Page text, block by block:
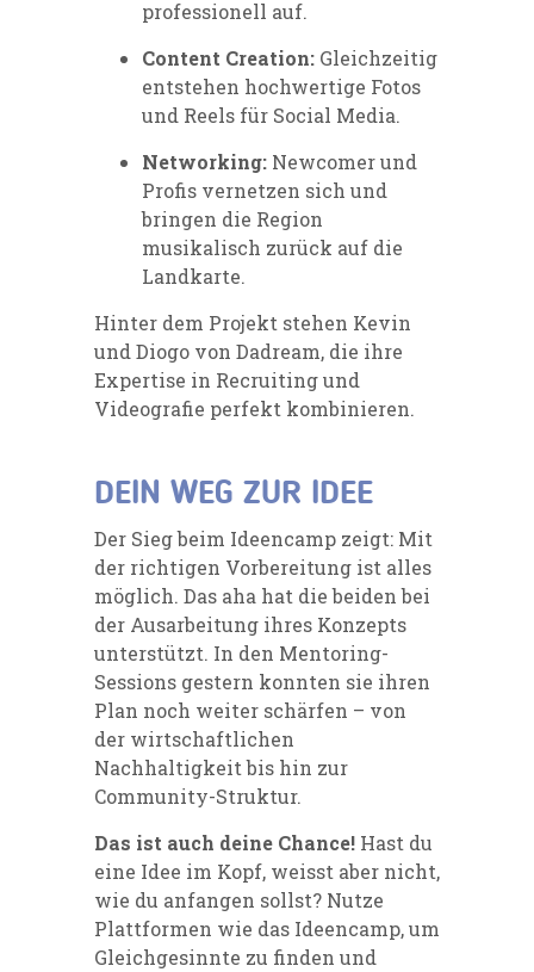
professionell auf.
Content Creation: Gleichzeitig
entstehen hochwertige Fotos
und Reels für Social Media.
Networking: Newcomer und
Profis vernetzen sich und
bringen die Region
musikalisch zurück auf die
Landkarte.
Hinter dem Projekt stehen Kevin
und Diogo von Dadream, die ihre
Expertise in Recruiting und
Videografie perfekt kombinieren.
DEIN WEG ZUR IDEE
Der Sieg beim Ideencamp zeigt: Mit
der richtigen Vorbereitung ist alles
möglich. Das aha hat die beiden bei
der Ausarbeitung ihres Konzepts
unterstützt. In den Mentoring-
Sessions gestern konnten sie ihren
Plan noch weiter schärfen – von
der wirtschaftlichen
Nachhaltigkeit bis hin zur
Community-Struktur.
Das ist auch deine Chance! Hast du
eine Idee im Kopf, weisst aber nicht,
wie du anfangen sollst? Nutze
Plattformen wie das Ideencamp, um
Gleichgesinnte zu finden und